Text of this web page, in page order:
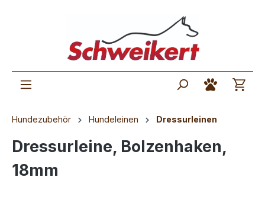
Hundezubehör Hundeleinen Dressurleinen
Dressurleine, Bolzenhaken,
18mm